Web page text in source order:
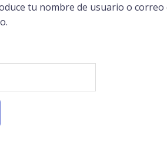
tu nombre de usuario o